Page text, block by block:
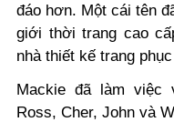
đáo hơn. Một cái tên
giới thời trang cao
nhà thiết kế trang
Mackie đã làm việc
Ross, Cher, John và